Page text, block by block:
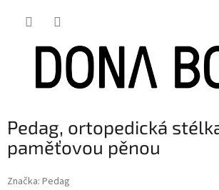
Pedag, ortopedická
paměťovou pěnou
Značka: Pedag